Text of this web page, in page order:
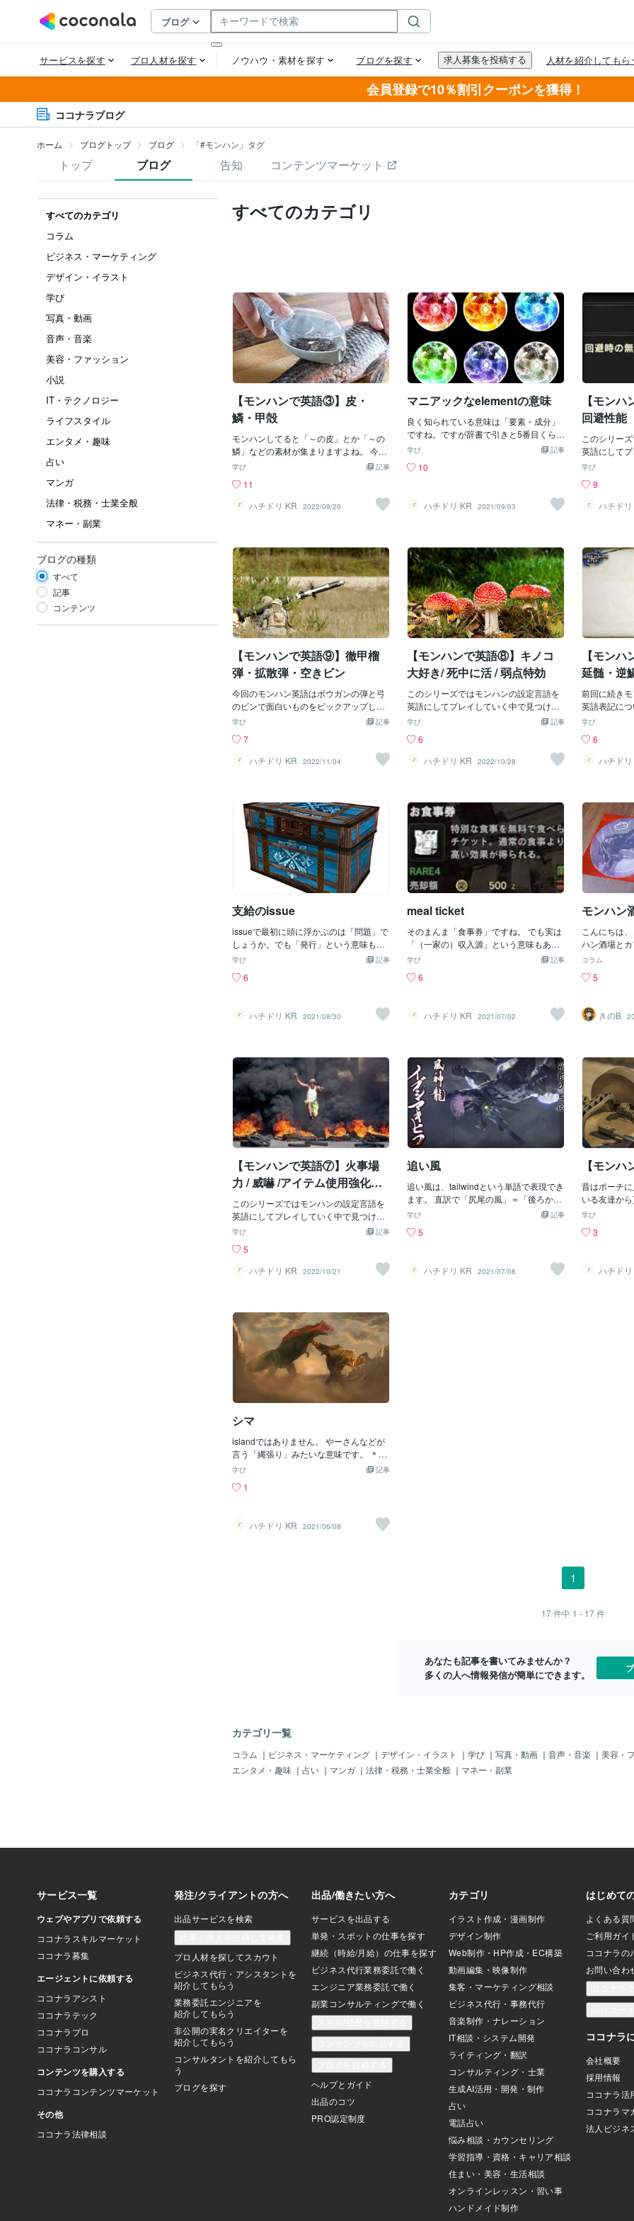
会員登録で10％割引クーポンを獲得！
ココナラブログ
ホーム ブログトップ ブログ 「#モンハン」タグ
トップ ブログ 告知 コンテンツマーケット
すべてのカテゴリ
コラム
ビジネス・マーケティング
デザイン・イラスト
学び
写真・動画
音声・音楽
美容・ファッション
小説
IT・テクノロジー
ライフスタイル
エンタメ・趣味
占い
マンガ
法律・税務・士業全般
マネー・副業
ブログの種類
すべて
記事
コンテンツ
すべてのカテゴリ
【モンハンで英語③】皮・
鱗・甲殻
モンハンしてると「～の皮」とか「～の
鱗」などの素材が集まりますよね。 今回
はそのようなモンスター素材で使われて
す。 皮 hide Jagras Hide のように「皮」
は hide という単語で表されています。 hi
deというと「隠す・隠れる」のイメージ
皮」になるとpelt という単語が使われま
す。 Anjanath Pelt（蛮顎竜の毛皮）とい
った感じですね。 鱗 scale 鱗は scale と
いう表記になっています。 Scaleと聞く
と「規模」や「目盛り」というイメージ
がありますが、こちらも「鱗」という意
味があります。 Great Jagras Scale（賊
竜の鱗）という感じですね。 ※このよう
に「ドスジャグラス」のような「ドス」
は Great を使って表現されています。 甲
殻 shell 甲殻は shell という表記になって
います。 「貝殻」の他に「甲羅」という
ニュアンスがあるので、ここから来たの
でしょうね。 Jyuratodus Shell（泥魚竜
素材になるとDiablos Carapace（角竜の
堅殻）のように carapaceという別の単語
が使われます。 厳密には意味に違いがあ
す。 いかがでしたでしょうか。 まだまだ
紹介しきれていない面白い表記があるの
で、次回も続きをやっていきたいと思い
ます。
記事
学び
11
ハチドリ KR
2022/09/20
マニアックなelementの意味
良く知られている意味は「要素・成分」
ですね。ですが辞書で引きと5番目くらい
の意味に「雨、風」という意味もありま
方（←ハチドリKR）は以下の文のように
s as a bus shelter where students can wa
it for buses in comfort out of the element
す。）ちなみにモンハンとかの「火属
性」は fire element で、「属性」という
ニュアンスにもなります。 チャージアッ
クスの属性解放斬りは Elemental Dischar
ge だったかな。 Dischargeは「解放・放
出・発射」という意味で、SAOでもカタ
カナで使われてましたね。 アニメやゲー
ムは優秀な英語教材です。
記事
学び
10
ハチドリ KR 2021/09/03
【モン
回避性
このシリー
英語にして
た、おもし
キルの紹介で
術・回避性
英検準1級受
ですね。 で
う意味もあ
術」の英語
回避性能
ような事を
す。 回避は
window で
なのかとい
ることをする
味がありま
ができる時
なんですね
じろき」とい
ので free で
るむ・たじ
面白いなぁと
離は evade
す。こちら
英語表現を
くれると嬉
学び
9
ハチド
【モンハンで英語⑨】徹甲榴
弾・拡散弾・空きビン
今回のモンハン英語はボウガンの弾と弓
のビンで面白いものをピックアップしま
した。さっそくどうぞ。徹甲榴弾 Sticky
rmour-Piercing High Explosive shells）
となるようです。 ただこれだと軍用の専
門用語になり分からない人も多いので、
と思います。なんかかわいいですね。 ち
なみにAmmoはammunition（弾丸）の短
いバージョンです。 拡散弾 Cluster Bom
b コロナでよく耳にするようになった clu
ster（クラスター）は「集団」という意
味もありますが、「（果実・花などの）
房、塊」という意味もあります。 ぶどう
弾のニュアンスとして、この単語が使わ
れたのかもしれませんね。 また日本語で
（爆弾）になっているのも、本質を表し
ていますね。 空きビン Empty Phial ご存
じの方もいらっしゃると思いますが、bin
（ビン）は英語では「ゴミ箱」や「キャ
いる単語は phial。 これが我々がビンと
言われてイメージする、ポーションや薬
と直訳では伝わらないモノがたくさんあ
るんだなと感じます。 ただ単語を当ては
めるのではなく、そのモノをしっかりイ
メージをしたうえで、適切な単語を使っ
て訳すのが大切なんですね。
記事
学び
7
ハチドリ KR
2022/11/04
【モンハンで英語⑧】キノコ
大好き/ 死中に活 / 弱点特効
このシリーズではモンハンの設定言語を
英語にしてプレイしていく中で見つけ
た、おもしろいな・勉強になるなと思う
の紹介です。取り上げるのは、キノコ大
好き、死中に活、弱点特効です。 キノコ
推測できます。 ネクロマンサー（死霊使
い）が有名なところですね。 mushroom
のmとmancerのmを1つにまとめたのも
オシャレです。 死中に活 Resuscitate r
esuscitateは「蘇生させる・生き返らせ
る」という動詞です。 死中に活は状態異
常の時に攻撃力が上がるスキルですが、
このことが「生き返る」に繋がっている
のかもしれません。 また resuscitate the
うにも使えるので、ライティングでもお
すすめです。 弱点特効 Weakness Expl
oit 弱点は weakness ですが、問題は expl
oit の方ですね。 exploitは「悪用する」と
訳になったのかもしれませんね。 またこ
れも以下のように英検ライティングで使
eveloping countries. （開発途上国で安価
な労働力を搾取しているコーヒー会社が
いくつかあ
記事
学び
6
ハチドリ KR
2022/10/28
【モン
延髄・逆
前回に続き
英語表記に
をテーマに
に marrow と
す。 辞書で
Blos Medulla
medullaと表
いてもそん
延髄とは、
脊髄をつなぐ
生命にとって
すね。それ
のだからす
はRathalos
って、モン
人の友達に
プレート(板)
しかすると「
ートにした
Gem Gem
ないですね
うか。 モン
難しくても
その他の素
うかなと思
学び
6
ハチド
支給のissue
issueで最初に頭に浮かぶのは「問題」で
しょうか。でも「発行」という意味もあ
ったり、今回のように「支給」という意
はギルドからの支給品だ。)If these foods
eing wasted, we can issue them to peopl
e in a disaster-hit area.（もしこれらの食
来る。）2文目は動詞として使ってみまし
た。状況に合わせて使ってみてくださ
い。
記事
学び
6
ハチドリ KR 2021/08/30
meal ticket
そのまんま「食事券」ですね。 でも実は
「（一家の）収入源」という意味もある
そうです。 これもまた極主夫道を見てい
cket. Don’t poke your nose in! （これはワ
ギ」＝「収入源」ですね。 “poke your no
se in” ですが、「横から口を出す・手出
で、直訳すると「鼻を出す」ですが、日
本語では鼻ではなく口や手なんです
ね。 おもしろいと思う一方、字幕作る
方々は本当によく勉強しているなぁと感
じます。
記事
学び
6
ハチドリ KR 2021/07/02
モンハン
こんにちは
ハン酒場と
お話をしま
観に合った装
を楽しめる
きたものの
かったです
ドリンクも
できれい〜
囲気合って
うか石チョ
り☺️次にデ
きい！！！
スのぬいぐ
が大ボリュ
にもシュー
い！さすが
ので一緒に
べてもらい
に戦闘したば
ながら移動
到着…↓の記
コラム
5
きのB
【モンハンで英語⑦】火事場
力 / 威嚇 /アイテム使用強化・
強化持続
このシリーズではモンハンの設定言語を
英語にしてプレイしていく中で見つけ
た、おもしろいな・勉強になるなと思う
の紹介です。取り上げるのは、火事場
力、威嚇、アイテム使用強化、強化持続
んとなくイメージできますよね。 しかし
英語圏にはこのような ことわざ はありま
せん。しかし彼らにとって「ピンチの時
強くなる」のは、やっぱりヒーローなの
です！ ですのでheroの形容詞 heroic が
このスキルの名称になっています。 威嚇
intimidator これはモンハンワールドのス
キルですね。 小型モンスターが寄ってこ
なくなるこのスキル、英語名 intimidator
動詞からきています。 以下のように英検
ライティングでも使おうと思えば全然使
えます。 Company presidents and mana
gers who intimidate their employees can
社長は、強い絆を作れないし、利益をも
たらすこともできない。） アイテム使用
記事
学び
5
ハチドリ KR
2022/10/21
追い風
追い風は、tailwindという単語で表現でき
ます。 直訳で「尻尾の風」＝「後ろから
の風」という感じですね。 With this tail
days. （追い風もあるし、今のままなら
アニメ 空挺ドラゴンズ 英語字幕よ
り Covid-19 provided a tailwind for boost
記事
学び
5
ハチドリ KR 2021/07/08
【モン
昔はポーチ
いる友達か
常備される
は whet
（濡れた石
どうやら違
学び
3
ハチド
シマ
islandではありません。 やーさんなどが
言う「縄張り」みたいな意味です。 ＊タ
イトルは「縄張り」の方が良かったです
いて、最近Netflixに字幕付きで出ていた
す。 This is the Kumini Group’s turf too.
(ここらもクミニ組のシマかい) turf とい
記事
学び
1
ハチドリ KR 2021/06/08
1
17件中 1 - 17件
あなたも記事を書いてみませんか？
多くの人へ情報発信が簡単にできます。
カテゴリ一覧
コラム ｜ ビジネス・マーケティング ｜ デザイン・イラスト ｜ 学び ｜ 写真・動画 ｜ 音声・音楽 ｜ 美容・
エンタメ・趣味 ｜ 占い ｜ マンガ ｜ 法律・税務・士業全般 ｜ マネー・副業